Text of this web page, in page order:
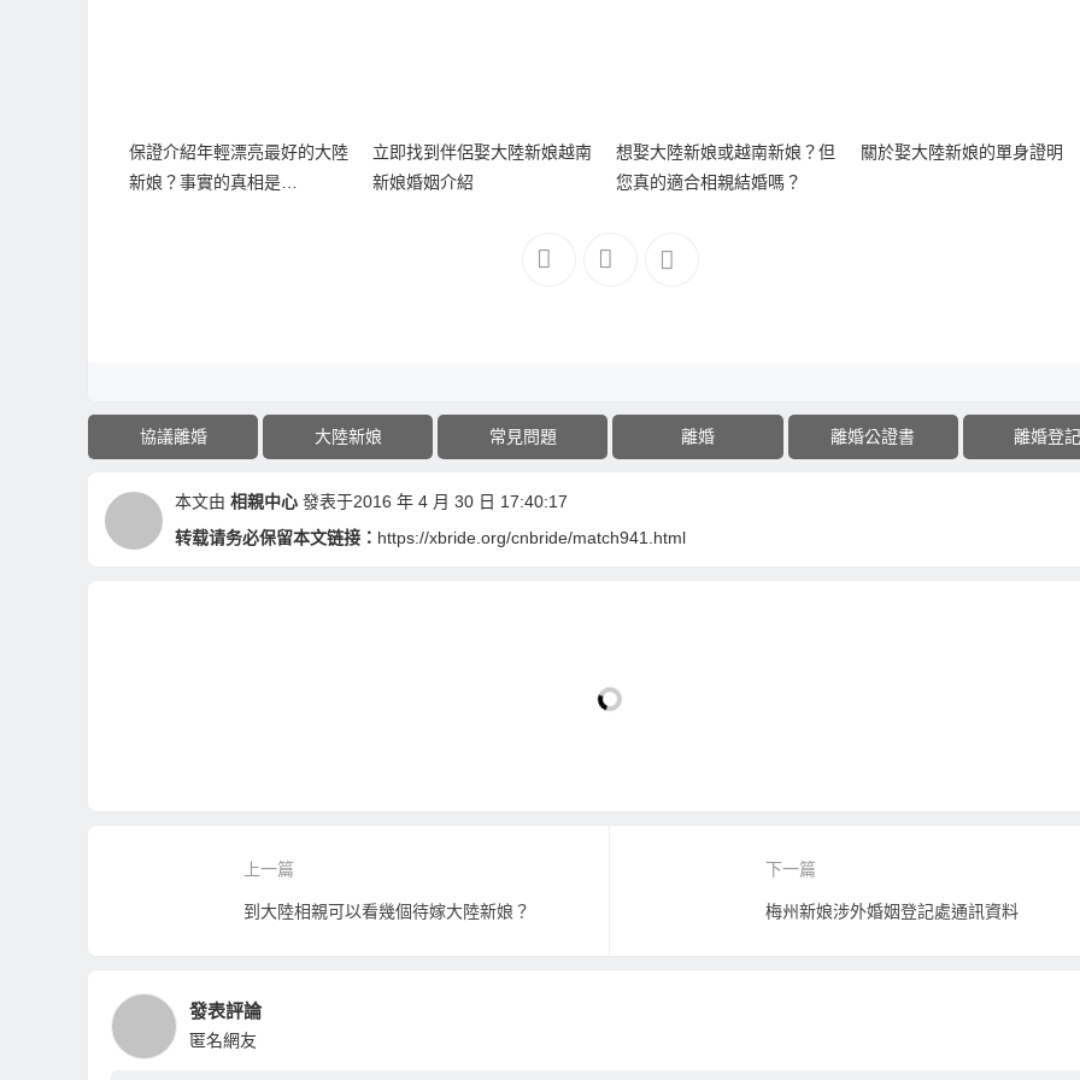
保證介紹年輕漂亮最好的大陸
新娘？事實的真相是…
立即找到伴侶娶大陸新娘越南
新娘婚姻介紹
想娶大陸新娘或越南新娘？但
您真的適合相親結婚嗎？
關於娶大陸新娘的單身證明
協議離婚 大陸新娘 常見問題 離婚 離婚公證書 離婚登
本文由 相親中心 發表于2016 年 4 月 30 日 17:40:17
转载请务必保留本文链接： https://xbride.org/cnbride/match941.html
上一篇
到大陸相親可以看幾個待嫁大陸新娘？
下一篇
梅州新娘涉外婚姻登記處通訊資料
發表評論
匿名網友